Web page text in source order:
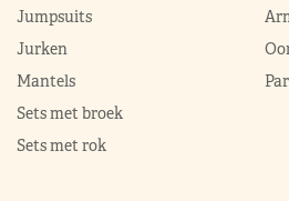
Jumpsuits
Jurken
Mantels
Sets met broek
Sets met rok